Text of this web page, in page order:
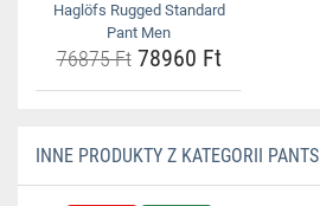
Haglöfs Rugged Standard
Pant Men
76875 Ft78960 Ft
INNE PRODUKTY Z KATEGORII PANTS